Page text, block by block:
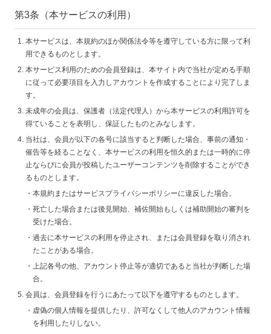
第3条（本サービスの利用）
本サービスは、本規約のほか関係法令等を遵守している方に限って利
用できるものとします。
本サービス利用のための会員登録は、本サイト内で当社が定める手順
に従って必要項目を入力しアカウントを作成することにより完了しま
す。
未成年の会員は、保護者（法定代理人）から本サービスの利用許可を
得ていることを表明し、保証したものとみなします。
当社は、会員が以下の各号に該当すると判断した場合、事前の通知・
催告等を経ることなく、本サービスの利用を恒久的または一時的に停
止ならびに会員が投稿したユーザーコンテンツを削除することができ
るものとします。
本規約またはサービスプライバシーポリシーに違反した場合。
死亡した場合または後見開始、補佐開始もしくは補助開始の審判を
受けた場合。
過去に本サービスの利用を停止され、または会員登録を取り消され
たことがある場合。
上記各号の他、アカウント停止等が適切であると当社が判断した場
合。
会員は、会員登録を行うにあたって以下を遵守するものとします。
虚偽の個人情報を提供したり、許可なくして他人のアカウント情報
を利用したりしない。